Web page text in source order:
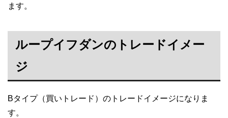
ます。
ループイフダンのトレードイメー
ジ
Bタイプ（買いトレード）のトレードイメージになりま
す。